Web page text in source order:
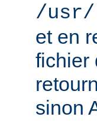
/usr/
et en
fichier
sinon